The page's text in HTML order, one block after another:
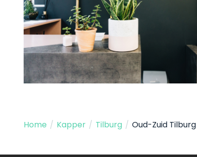
Home / Kapper / Tilburg / Oud-Zuid Tilburg